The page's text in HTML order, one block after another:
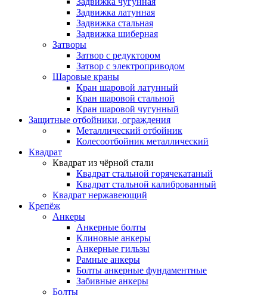
Задвижка латунная
Задвижка стальная
Задвижка шиберная
Затворы
Затвор с редуктором
Затвор с электроприводом
Шаровые краны
Кран шаровой латунный
Кран шаровой стальной
Кран шаровой чугунный
Защитные отбойники, ограждения
Металлический отбойник
Колесоотбойник металлический
Квадрат
Квадрат из чёрной стали
Квадрат стальной горячекатаный
Квадрат стальной калиброванный
Квадрат нержавеющий
Крепёж
Анкеры
Анкерные болты
Клиновые анкеры
Анкерные гильзы
Рамные анкеры
Болты анкерные фундаментные
Забивные анкеры
Болты